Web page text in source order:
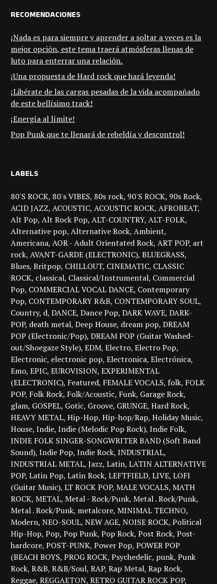
RECOMENDACIONES
¡Nada es para siempre y aprender a soltar a veces es la
mejor opción, este tema traerá atmósferas llenas de
luto para enterrar una relación.
¡Una propuesta de Hard rock que hará leyenda!
¡Libérate de las cargas pesadas de la vida acompañado
de este bellísimo track!
¡Energía al límite!
Pop Punk que te llenará de rebeldía y descontrol!
LABELS
80'S ROCK 80's VIBES 80s rock 90'S ROCK 90s Rock
ACID JAZZ ACOUSTIC ACOUSTIC ROCK AFROBEAT
Alt Pop Alt Rock Pop ALT-COUNTRY ALT-FOLK
Alternative pop Alternative Rock Ambient
Americana AOR - Adult Orientated Rock ART POP art
rock AVANT-GARDE (ELECTRONIC) BLUEGRASS
Blues Britpop CHILLOUT CINEMATIC CLASSIC
ROCK classical Classical/Instrumental Commercial
Pop COMMERCIAL VOCAL DANCE Contemporary
Pop CONTEMPORARY R&B CONTEMPORARY SOUL
Country d DANCE Dance Pop DARK WAVE DARK-
POP death metal Deep House dream pop DREAM
POP (Electronic/Pop) DREAM POP (Guitar Washed-
out/Shoegaze Style) EDM Electro Electro Pop
Electronic electronic pop Electronica Electrónica
Emo EPIC EUROVISION EXPERIMENTAL
(ELECTRONIC) Featured FEMALE VOCALS folk FOLK
POP Folk Rock Folk/Acoustic Funk Garage Rock
glam GOSPEL Gotic Groove GRUNGE Hard Rock
HEAVY METAL Hip-Hop Hip-hop/Rap Holiday Music
House Indie Indie (Melodic Pop Rock) Indie Folk
INDIE FOLK SINGER-SONGWRITER BAND (Soft Band
Sound) Indie Pop Indie Rock INDUSTRIAL
INDUSTRIAL METAL Jazz Latin LATIN ALTERNATIVE
POP Latin Pop Latin Rock LEFTFIELD LIVE LOFI
(Guitar Music) LT ROCK POP MALE VOCALS MATH
ROCK METAL Metal - Rock/Punk Metal . Rock/Punk
Metal . Rock/Punk metalcore MINIMAL TECHNO
Modern NEO-SOUL NEW AGE NOISE ROCK Political
Hip-Hop Pop Pop Punk Pop Rock Post Rock Post-
hardcore POST-PUNK Power Pop POWER POP
(BEACH BOYS PROG ROCK Psychedelic punk Punk
Rock R&B R&B/Soul RAP Rap Metal Rap Rock
Reggae REGGAETON RETRO GUITAR ROCK POP